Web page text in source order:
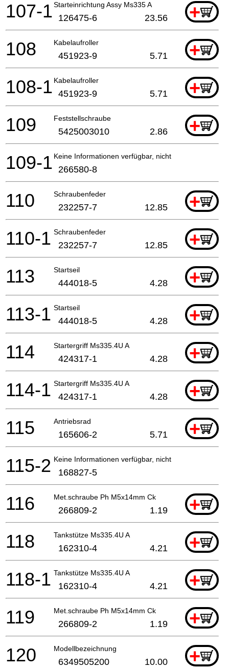
Starteinrichtung Assy Ms335 A +
107-1 126475-6 23.56
Kabelaufroller +
108 451923-9 5.71
Kabelaufroller +
108-1 451923-9 5.71
Feststellschraube +
109 5425003010 2.86
Keine Informationen verfügbar, nicht bestellbar
109-1 266580-8
Schraubenfeder +
110 232257-7 12.85
Schraubenfeder +
110-1 232257-7 12.85
Startseil +
113 444018-5 4.28
Startseil +
113-1 444018-5 4.28
Startergriff Ms335.4U A +
114 424317-1 4.28
Startergriff Ms335.4U A +
114-1 424317-1 4.28
Antriebsrad +
115 165606-2 5.71
Keine Informationen verfügbar, nicht bestellbar
115-2 168827-5
Met.schraube Ph M5x14mm Ck +
116 266809-2 1.19
Tankstütze Ms335.4U A +
118 162310-4 4.21
Tankstütze Ms335.4U A +
118-1 162310-4 4.21
Met.schraube Ph M5x14mm Ck +
119 266809-2 1.19
Modellbezeichnung +
120 6349505200 10.00